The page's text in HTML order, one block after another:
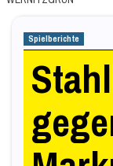
Spielberichte